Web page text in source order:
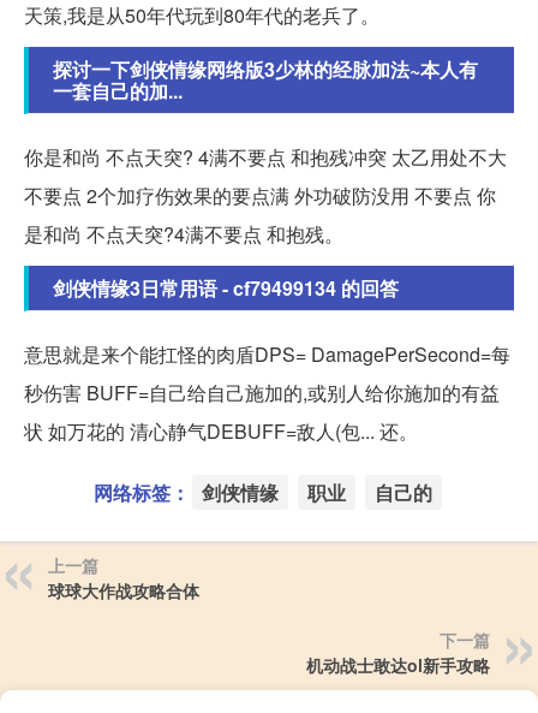
天策,我是从50年代玩到80年代的老兵了。
探讨一下剑侠情缘网络版3少林的经脉加法~本人有
一套自己的加...
你是和尚 不点天突? 4满不要点 和抱残冲突 太乙用处不大
不要点 2个加疗伤效果的要点满 外功破防没用 不要点 你
是和尚 不点天突?4满不要点 和抱残。
剑侠情缘3日常用语 - cf79499134 的回答
意思就是来个能扛怪的肉盾DPS= DamagePerSecond=每
秒伤害 BUFF=自己给自己施加的,或别人给你施加的有益
状 如万花的 清心静气DEBUFF=敌人(包... 还。
网络标签： 剑侠情缘 职业 自己的
上一篇
球球大作战攻略合体
下一篇
机动战士敢达ol新手攻略